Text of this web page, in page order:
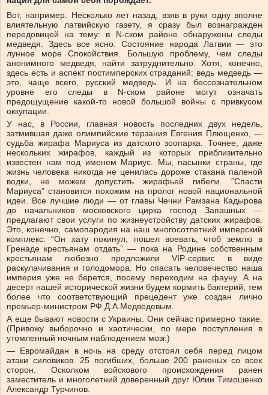
Вот, например. Несколько лет назад, взяв в руки одну вполне
влиятельную латвийскую газету, я сразу был вознагражден
передовицей на тему: в N-ском районе обнаружены следы
медведя. Здесь все ясно. Состояние народа Латвии — это
лунное море Спокойствия. Большую проблему, чем следы
анонимного медведя, найти затруднительно. Хотя, конечно,
здесь есть и аспект постимперских страданий: ведь медведь —
это, чаще всего, русский медведь. И на бессознательном
уровне его следы в N-ском районе могут означать
предощущение какой-то новой большой войны с привкусом
оккупации.
У нас, в России, главная новость последних двух недель,
затмившая даже олимпийские терзания Евгения Плющенко, —
судьба жирафа Мариуса из датского зоопарка. Точнее, даже
нескольких жирафов, каждый из которых приблизительно
известен нам под именем Мариус. Мы, пасынки страны, где
жизнь человека никогда не ценилась дороже стакана паленой
водки, не можем допустить жирафьей гибели. “Спасти
Мариуса” становится похожим на пролог новой национальной
идеи. Все лучшие люди — от главы Чечни Рамзана Кадырова
до начальников московского цирка господ Запашных —
предлагают свои услуги по жизнеустройству датских жирафов.
Это, конечно, самопародия на наш многосотлетний имперский
комплекс. “Он хату покинул, пошел воевать, чтоб землю в
Гренаде крестьянам отдать” — пока на Родине собственным
крестьянам любезно предложили VIP-сервис в виде
раскулачивания и голодомора. Но спасать человечество наша
империя уже не берется, посему переходим на фауну. А на
десерт нашей исторической жизни будем кормить бактерий, тем
более что соответствующий прецедент уже создан лично
премьер-министром РФ Д.А.Медведевым.
А еще бывают новости с Украины. Они сейчас примерно такие.
(Привожу выборочно и хаотически, по мере поступления в
утомленный ночным наблюдением мозг.)
— Евромайдан в ночь на среду отстоял себя перед лицом
атаки силовиков. 25 погибших, больше 200 раненых со всех
сторон. Осколком войскового происхождения ранен
заместитель и многолетний доверенный друг Юлии Тимошенко
Александр Турчинов.